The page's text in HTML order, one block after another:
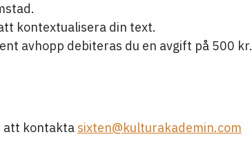
kontextualisera din text.
avhopp debiteras du en avgift på 500 kr.
att kontakta sixten@kulturakademin.com